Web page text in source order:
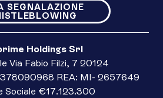
SEGNALAZIONE
Holdings Srl
Via Fabio Filzi, 7 20124
REA: MI- 2657649
Sociale €17.123.300